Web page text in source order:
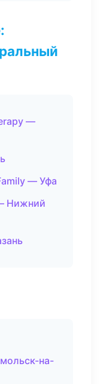
—
— Уфа
Нижний
на-